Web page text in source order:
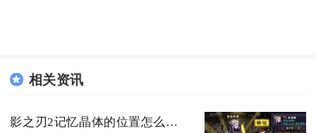
相关资讯
影之刃2记忆晶体的位置怎么找到